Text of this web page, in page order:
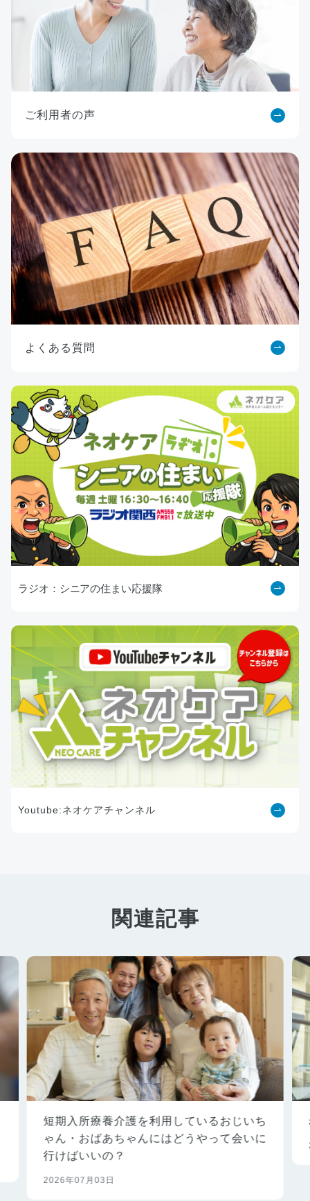
ご利用者の声
よくある質問
ラジオ：シニアの住まい応援隊
Youtube:ネオケアチャンネル
関連記事
短期入所療養介護を利用しているおじいち
ゃん・おばあちゃんにはどうやって会いに
行けばいいの？
2026年07月03日